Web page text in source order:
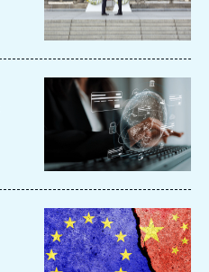
Image
principale
Image
principale